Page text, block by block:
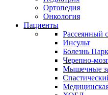
Ортопедия
Онкология
Пациенты
Рассеянный
Инсульт
Болезнь
Черепно-
Мышечные